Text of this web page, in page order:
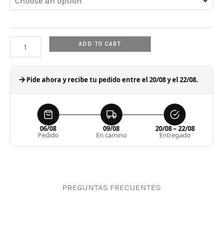
AS
Elite
quantity
ADD TO CART
Pide ahora y recibe tu pedido entre el 20/08 y el 22/08.
06/08
Pedido
09/08
En camino
20/08 – 22/08
Entregado
PREGUNTAS FRECUENTES